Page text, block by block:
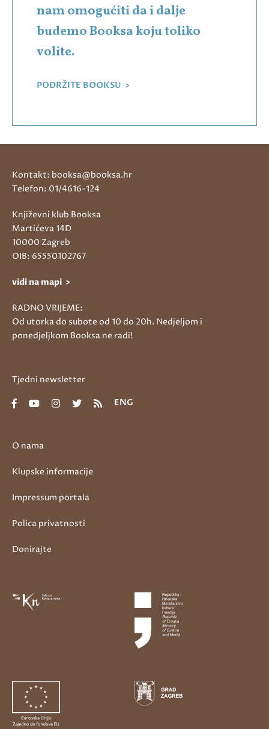
nam omogućiti da i dalje
budemo Booksa koju toliko
volite.
PODRŽITE BOOKSU >
O nama
Klupske informacije
Impressum portala
Polica privatnosti
Donirajte
Kontakt: booksa@booksa.hr
Telefon: 01/4616-124
Književni klub Booksa
Martićeva 14D
10000 Zagreb
OIB: 65550102767
vidi na mapi >
RADNO VRIJEME:
Od utorka do subote od 10 do 20h. Nedjeljom i
ponedjeljkom Booksa ne radi!
Tjedni newsletter
ENG